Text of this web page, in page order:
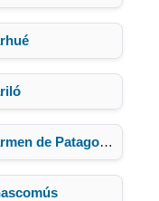
de Patagones